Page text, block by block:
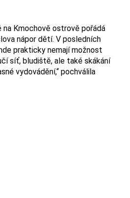
na Kmochově ostrově pořádá
nápor dětí. V posledních
prakticky nemají možnost
síť, bludiště, ale také skákání
vydovádění,“ pochválila